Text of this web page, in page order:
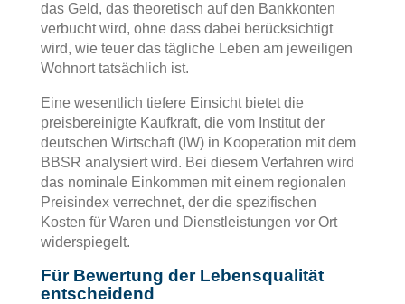
das Geld, das theoretisch auf den Bankkonten
verbucht wird, ohne dass dabei berücksichtigt
wird, wie teuer das tägliche Leben am jeweiligen
Wohnort tatsächlich ist.
Eine wesentlich tiefere Einsicht bietet die
preisbereinigte Kaufkraft, die vom Institut der
deutschen Wirtschaft (IW) in Kooperation mit dem
BBSR analysiert wird. Bei diesem Verfahren wird
das nominale Einkommen mit einem regionalen
Preisindex verrechnet, der die spezifischen
Kosten für Waren und Dienstleistungen vor Ort
widerspiegelt.
Für Bewertung der Lebensqualität
entscheidend